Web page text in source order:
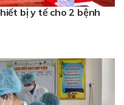
bị y tế cho 2 bệnh